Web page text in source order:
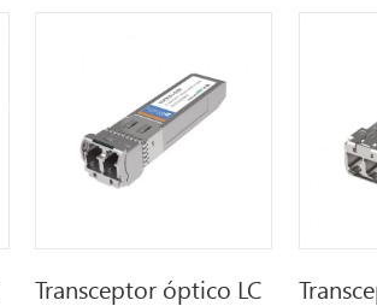
Transceptor óptico LC